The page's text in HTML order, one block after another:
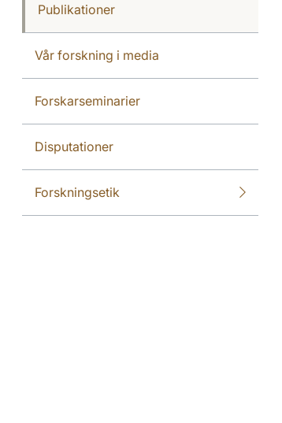
Publikationer
Vår forskning i media
Forskarseminarier
Disputationer
Forskningsetik